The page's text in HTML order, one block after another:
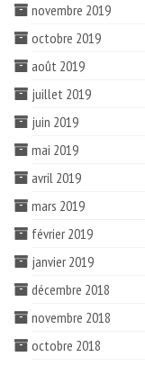
novembre 2019
octobre 2019
août 2019
juillet 2019
juin 2019
mai 2019
avril 2019
mars 2019
février 2019
janvier 2019
décembre 2018
novembre 2018
octobre 2018